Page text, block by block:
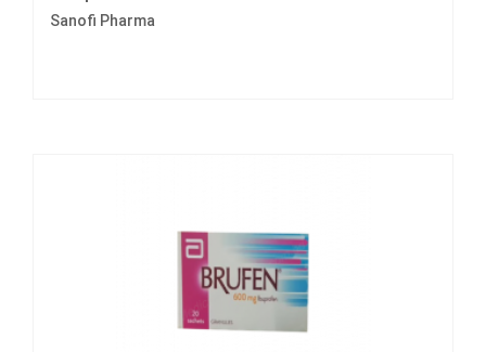
Sanofi Pharma